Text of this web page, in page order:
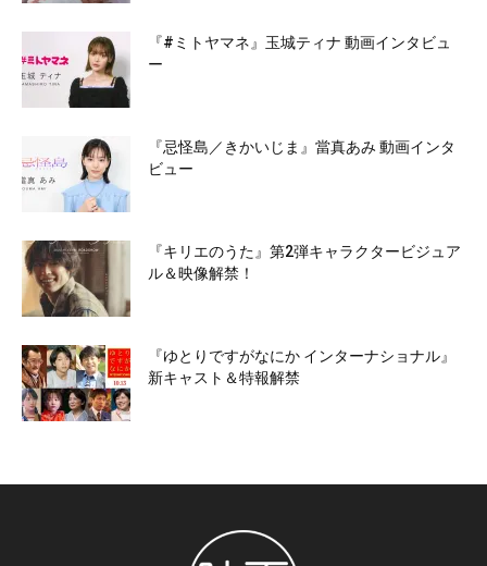
『#ミトヤマネ』玉城ティナ 動画インタビュ
ー
『忌怪島／きかいじま』當真あみ 動画インタ
ビュー
『キリエのうた』第2弾キャラクタービジュア
ル＆映像解禁！
『ゆとりですがなにか インターナショナル』
新キャスト＆特報解禁